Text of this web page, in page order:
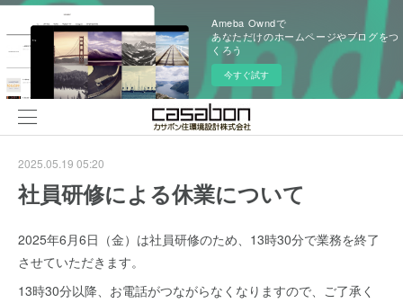
Ameba Owndで
あなただけのホームページやブログをつ
くろう
今すぐ試す
2025.05.19 05:20
社員研修による休業について
2025年6月6日（金）は社員研修のため、13時30分で業務を終了
させていただきます。
13時30分以降、お電話がつながらなくなりますので、ご了承く